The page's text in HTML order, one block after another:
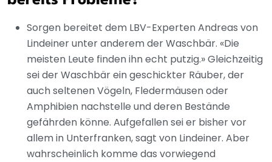
Sorgen bereitet dem LBV-Experten Andreas von
Lindeiner unter anderem der Waschbär. «Die
meisten Leute finden ihn echt putzig.» Gleichzeitig
sei der Waschbär ein geschickter Räuber, der
auch seltenen Vögeln, Fledermäusen oder
Amphibien nachstelle und deren Bestände
gefährden könne. Aufgefallen sei er bisher vor
allem in Unterfranken, sagt von Lindeiner. Aber
wahrscheinlich komme das vorwiegend